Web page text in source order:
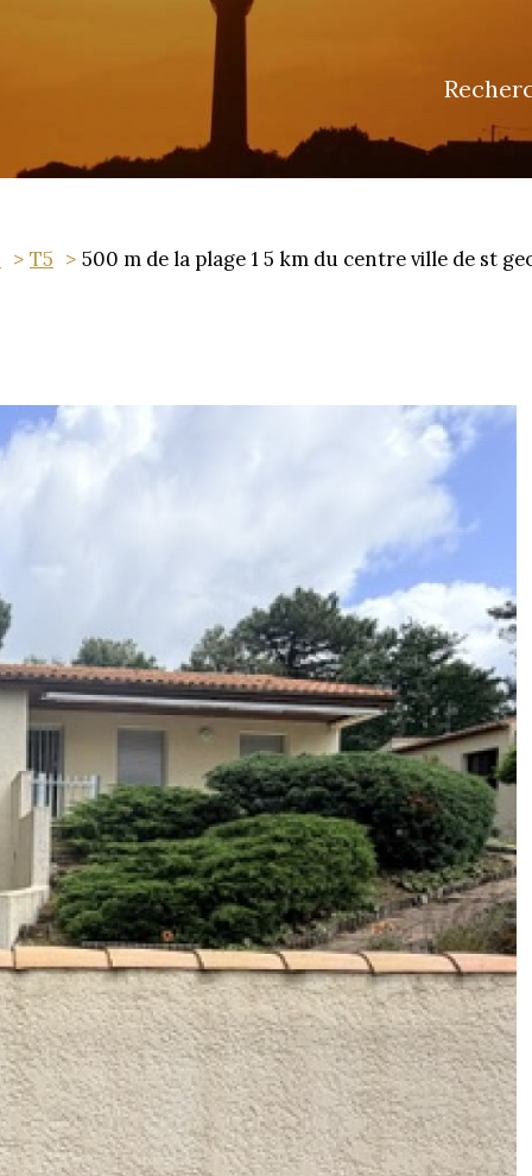
T5 500 m de la plage 1 5 km du centre ville de st